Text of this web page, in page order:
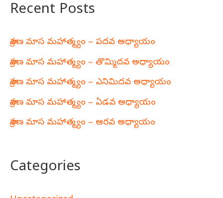
Recent Posts
శ్రావణ మాస మహాత్మ్యం – పదవ అధ్యాయం
శ్రావణ మాస మహాత్మ్యం – తొమ్మిదవ అధ్యాయం
శ్రావణ మాస మహాత్మ్యం – ఎనిమిదవ అధ్యాయం
శ్రావణ మాస మహాత్మ్యం – ఏడవ అధ్యాయం
శ్రావణ మాస మహాత్మ్యం – ఆరవ అధ్యాయం
Categories